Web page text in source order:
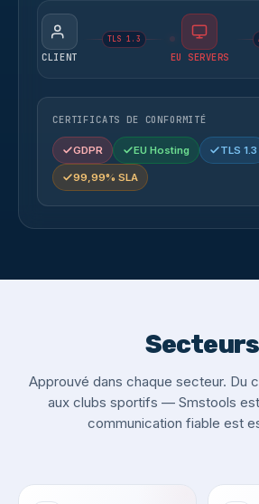
CLIENT
TLS 1.3
EU SERVERS
CERTIFICATS DE CONFORMITÉ
GDPR EU Hosting TLS 1.3
99,99% SLA
Secteurs
Approuvé dans chaque secteur. Du
aux clubs sportifs — Smstools
communication fiable est